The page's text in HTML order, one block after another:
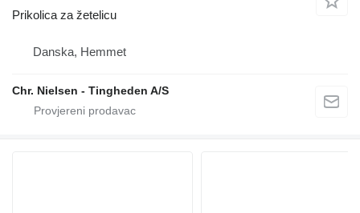
Prikolica za žetelicu
Danska, Hemmet
Chr. Nielsen - Tingheden A/S